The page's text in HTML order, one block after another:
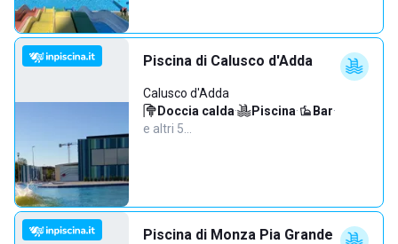
Piscina di Calusco d'Adda
Calusco d'Adda
Doccia calda· Piscina· Bar·
e altri 5…
Piscina di Monza Pia Grande